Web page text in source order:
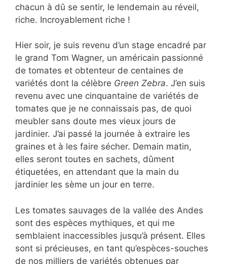
chacun à dû se sentir, le lendemain au réveil,
riche. Incroyablement riche !
Hier soir, je suis revenu d’un stage encadré par
le grand Tom Wagner, un américain passionné
de tomates et obtenteur de centaines de
variétés dont la célèbre Green Zebra. J’en suis
revenu avec une cinquantaine de variétés de
tomates que je ne connaissais pas, de quoi
meubler sans doute mes vieux jours de
jardinier. J’ai passé la journée à extraire les
graines et à les faire sécher. Demain matin,
elles seront toutes en sachets, dûment
étiquetées, en attendant que la main du
jardinier les sème un jour en terre.
Les tomates sauvages de la vallée des Andes
sont des espèces mythiques, et qui me
semblaient inaccessibles jusqu’à présent. Elles
sont si précieuses, en tant qu’espèces-souches
de nos milliers de variétés obtenues par